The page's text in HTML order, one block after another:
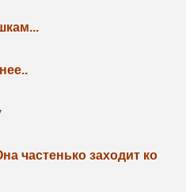
частенько заходит ко